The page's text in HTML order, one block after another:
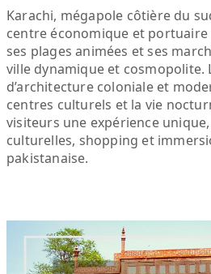
Karachi, mégapole côtière du
centre économique et portuaire
ses plages animées et ses
ville dynamique et cosmopolite.
d’architecture coloniale et
centres culturels et la vie
visiteurs une expérience
culturelles, shopping et
pakistanaise.